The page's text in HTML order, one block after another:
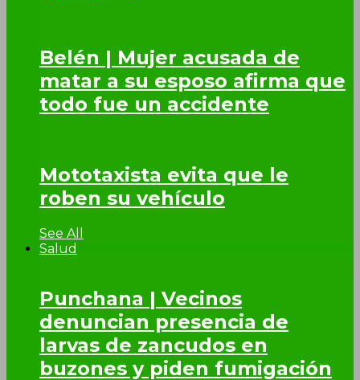
Belén | Mujer acusada de
matar a su esposo afirma que
todo fue un accidente
Mototaxista evita que le
roben su vehículo
See All
Salud
Punchana | Vecinos
denuncian presencia de
larvas de zancudos en
buzones y piden fumigación